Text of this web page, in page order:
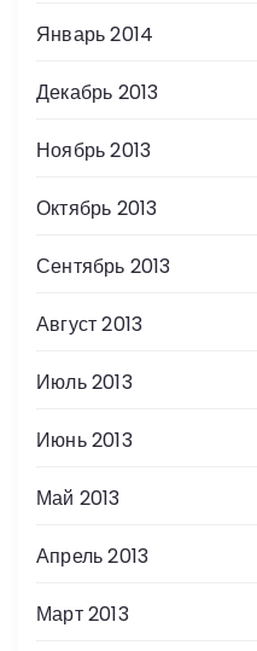
Январь 2014
Декабрь 2013
Ноябрь 2013
Октябрь 2013
Сентябрь 2013
Август 2013
Июль 2013
Июнь 2013
Май 2013
Апрель 2013
Март 2013